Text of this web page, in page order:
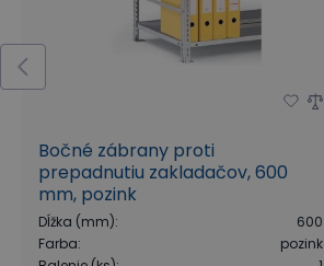
Bočné zábrany proti
prepadnutiu zakladačov, 600
mm, pozink
Dĺžka (mm):
600
Farba:
pozink